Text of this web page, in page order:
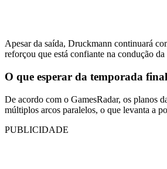
Apesar da saída, Druckmann continuará
reforçou que está confiante na condução
O que esperar da temporada
De acordo com o GamesRadar, os planos
múltiplos arcos paralelos, o que levanta a
PUBLICIDADE